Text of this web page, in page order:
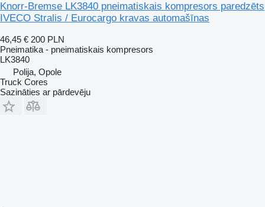
Knorr-Bremse LK3840 pneimatiskais kompresors paredzēts
IVECO Stralis / Eurocargo kravas automašīnas
46,45 € 200 PLN
Pneimatika - pneimatiskais kompresors
LK3840
Polija, Opole
Truck Cores
Sazināties ar pārdevēju